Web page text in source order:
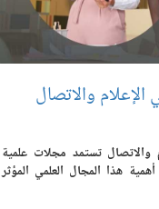
والاتصال
تستمد مجلات علمية
هذا المجال العلمي المؤثر